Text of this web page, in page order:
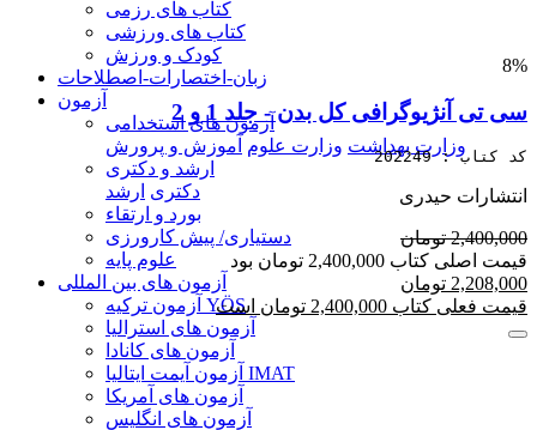
کتاب های رزمی
کتاب های ورزشی
کودک و ورزش
زبان-اختصارات-اصطلاحات
آزمون
آزمون های استخدامی
وزارت بهداشت وزارت علوم آموزش و پرورش
ارشد و دکتری
دکتری ارشد
بورد و ارتقاء
دستیاری/ پیش کارورزی
علوم پایه
آزمون های بین المللی
آزمون تركيه YÖS
آزمون های استرالیا
آزمون های کانادا
آزمون آیمت ایتالیا IMAT
آزمون های آمریکا
آزمون های انگلیس
8%
سی تی آنژیوگرافی کل بدن - جلد 1 و 2
کد کتاب : 202249
انتشارات حیدری
2,400,000 تومان
قیمت اصلی کتاب 2,400,000 تومان بود
2,208,000 تومان
قیمت فعلی کتاب 2,400,000 تومان است